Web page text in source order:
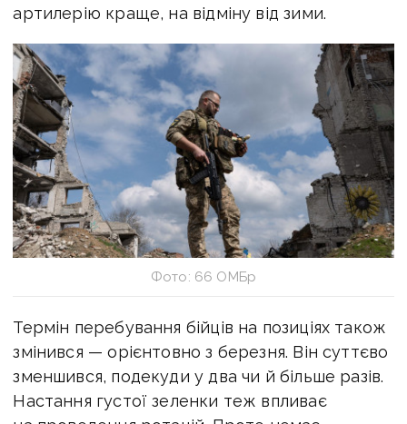
артилерію краще, на відміну від зими.
Фото: 66 ОМБр
Термін перебування бійців на позиціях також
змінився — орієнтовно з березня. Він суттєво
зменшився, подекуди у два чи й більше разів.
Настання густої зеленки теж впливає